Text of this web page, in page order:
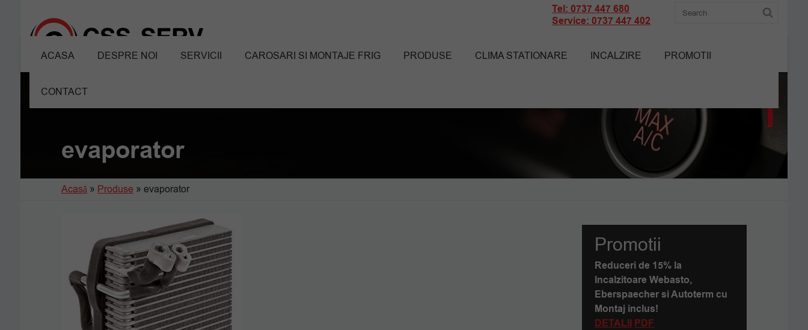
Tel: 0737 447 680
Service: 0737 447 402
ACASA DESPRE NOI SERVICII CAROSARI SI MONTAJE FRIG PRODUSE CLIMA STATIONARE INCALZIRE PROMOTII
CONTACT
evaporator
Acasă» Produse » evaporator
Promotii
Reduceri de 15% la
Incalzitoare Webasto,
Eberspaecher si Autoterm cu
Montaj inclus!
DETALII PDF